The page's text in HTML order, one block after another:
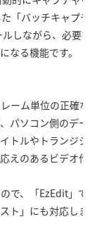
「バッチキャプチ
しながら、必要
なる機能です。
ーム単位の正確な
パソコン側のデー
トルやトランジシ
えのあるビデオ作
で、「EzEdit」で
ト」にも対応しま